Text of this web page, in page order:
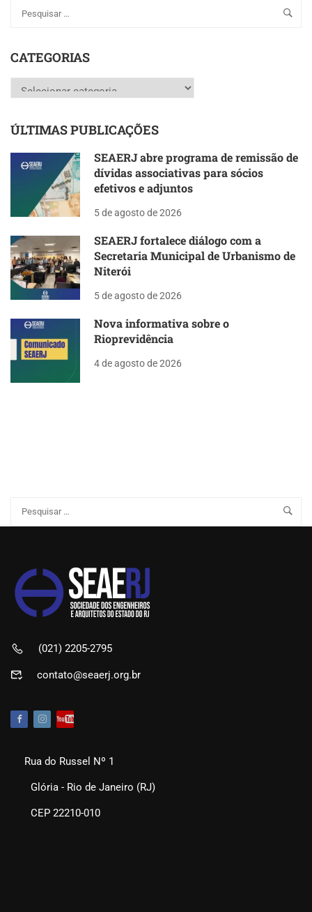
CATEGORIAS
Categorias
ÚLTIMAS PUBLICAÇÕES
SEAERJ abre programa de remissão de
dívidas associativas para sócios
efetivos e adjuntos
5 de agosto de 2026
SEAERJ fortalece diálogo com a
Secretaria Municipal de Urbanismo de
Niterói
5 de agosto de 2026
Nova informativa sobre o
Rioprevidência
4 de agosto de 2026
(021) 2205-2795
contato@seaerj.org.br
Rua do Russel Nº 1
Glória - Rio de Janeiro (RJ)
CEP 22210-010